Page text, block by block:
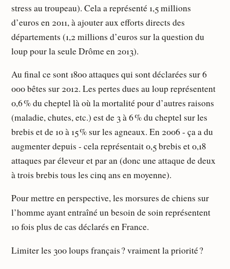
stress au troupeau). Cela a représenté 1,5 millions
d’euros en 2011, à ajouter aux efforts directs des
départements (1,2 millions d’euros sur la question du
loup pour la seule Drôme en 2013).
Au final ce sont 1800 attaques qui sont déclarées sur 6
000 bêtes sur 2012. Les pertes dues au loup représentent
0,6 % du cheptel là où la mortalité pour d’autres raisons
(maladie, chutes, etc.) est de 3 à 6 % du cheptel sur les
brebis et de 10 à 15 % sur les agneaux. En 2006 - ça a du
augmenter depuis - cela représentait 0,5 brebis et 0,18
attaques par éleveur et par an (donc une attaque de deux
à trois brebis tous les cinq ans en moyenne).
Pour mettre en perspective, les morsures de chiens sur
l’homme ayant entraîné un besoin de soin représentent
10 fois plus de cas déclarés en France.
Limiter les 300 loups français ? vraiment la priorité ?